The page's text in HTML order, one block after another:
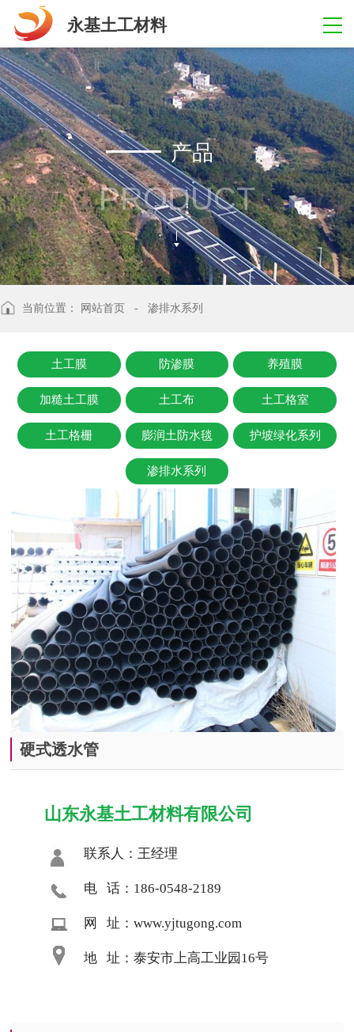
永基土工材料
产品
PRODUCT
当前位置： 网站首页 - 渗排水系列
土工膜 防渗膜 养殖膜
加糙土工膜 土工布 土工格室
土工格栅 膨润土防水毯 护坡绿化系列
渗排水系列
硬式透水管
山东永基土工材料有限公司
联系人：王经理
电 话：186-0548-2189
网 址：www.yjtugong.com
地 址：泰安市上高工业园16号